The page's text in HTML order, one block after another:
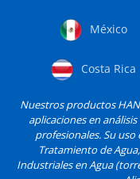
México
Costa Rica
Nuestros productos
aplicaciones en
profesionales. Su uso
Tratamiento de
Industriales en Agua